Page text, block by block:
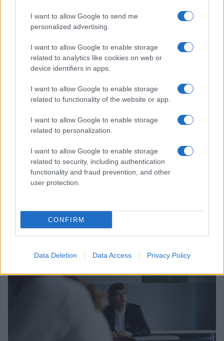
I want to allow Google to send me
personalized advertising.
I want to allow Google to enable storage
related to analytics like cookies on web or
device identifiers in apps.
I want to allow Google to enable storage
related to functionality of the website or app.
I want to allow Google to enable storage
related to personalization.
I want to allow Google to enable storage
related to security, including authentication
functionality and fraud prevention, and other
user protection.
CONFIRM
Data Deletion Data Access Privacy Policy
és az egyszerű emberek védője lesz. Egy nap olyan
ügyét. A film szeptember 7-én látható 19.30-tól az Uránia
teremben, közönségtalálkozóval kiegészítve. Hongkongból
színésznő és Lam Bowie színész. A 29 éves Yeung Renci
karrierjét a televízióban kezdte, ezután tért át a
mozifilmekre. ARossz lelkiismeretcímű filmben az egyik
ügyvédnőt alakítja, amit eddigi karrierje egyik
legizgalmasabb kihívásának tart.
A magyar közönség a CineFest Kitekintő szekciójában
láthatja először Reisz Gábor legújabb,